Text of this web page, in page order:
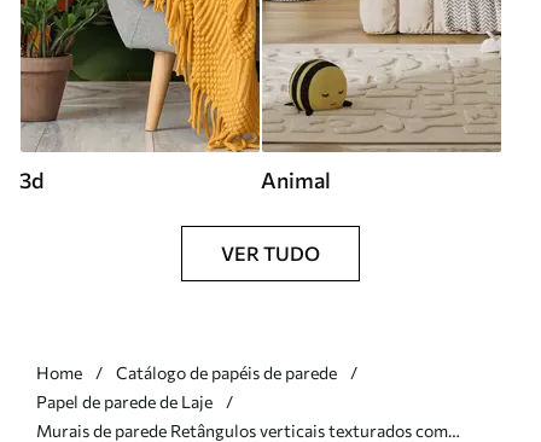
3d Animal
VER TUDO
Home
Catálogo de papéis de parede
Papel de parede de Laje
Murais de parede Retângulos verticais texturados com